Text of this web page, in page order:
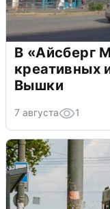
В «Айсберг
креативных
Вышки
7 августа 1